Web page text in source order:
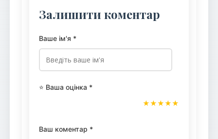
Залишити коментар
Ваше ім'я *
⭐ Ваша оцінка *
★
★
★
★
★
Ваш коментар *